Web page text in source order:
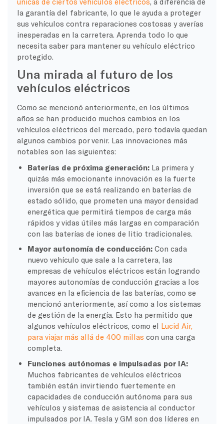
la garantía del fabricante, lo que le ayuda a proteger
sus vehículos contra reparaciones costosas y averías
inesperadas en la carretera. Aprenda todo lo que
necesita saber para mantener su vehículo eléctrico
protegido.
Una mirada al futuro de los
vehículos eléctricos
Como se mencionó anteriormente, en los últimos
años se han producido muchos cambios en los
vehículos eléctricos del mercado, pero todavía quedan
algunos cambios por venir. Las innovaciones más
notables son las siguientes:
Baterías de próxima generación: La primera y
quizás más emocionante innovación es la fuerte
inversión que se está realizando en baterías de
estado sólido, que prometen una mayor densidad
energética que permitirá tiempos de carga más
rápidos y vidas útiles más largas en comparación
con las baterías de iones de litio tradicionales.
Mayor autonomía de conducción: Con cada
nuevo vehículo que sale a la carretera, las
empresas de vehículos eléctricos están logrando
mayores autonomías de conducción gracias a los
avances en la eficiencia de las baterías, como se
mencionó anteriormente, así como a los sistemas
de gestión de la energía. Esto ha permitido que
algunos vehículos eléctricos, como el Lucid Air,
para viajar más allá de 400 millas con una carga
completa.
Funciones autónomas e impulsadas por IA:
Muchos fabricantes de vehículos eléctricos
también están invirtiendo fuertemente en
capacidades de conducción autónoma para sus
vehículos y sistemas de asistencia al conductor
impulsados por IA. Tesla y GM son dos líderes en